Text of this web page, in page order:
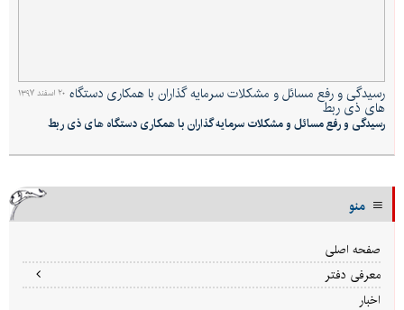
۲۰ اسفند ۱۳۹۷ رسیدگی و رفع مسائل و مشکلات سرمایه گذاران با همکاری دستگاه
های ذی ربط
رسیدگی و رفع مسائل و مشکلات سرمایه گذاران با همکاری دستگاه های ذی ربط
منو
صفحه اصلی
معرفی دفتر
اخبار